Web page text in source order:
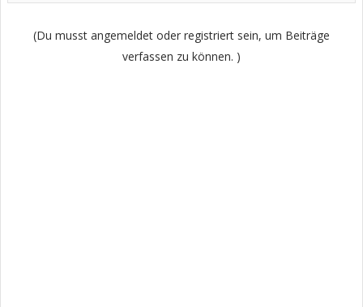
(Du musst angemeldet oder registriert sein, um Beiträge
verfassen zu können. )